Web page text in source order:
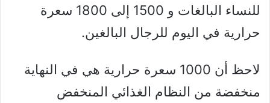
للنساء البالغات و 1500 إلى 1800 سعرة
حرارية في اليوم للرجال البالغين.
لاحظ أن 1000 سعرة حرارية هي في النهاية
منخفضة من النظام الغذائي المنخفض